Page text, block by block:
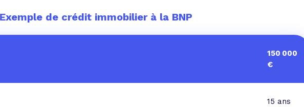
Exemple de crédit immobilier à la BNP
150 000
€
15 ans